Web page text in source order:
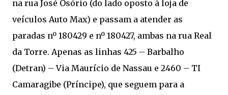
na rua José Osório (do lado oposto à loja de
veículos Auto Max) e passam a atender as
paradas nº 180429 e nº 180427, ambas na rua Real
da Torre. Apenas as linhas 425 – Barbalho
(Detran) – Via Maurício de Nassau e 2460 – TI
Camaragibe (Príncipe), que seguem para a